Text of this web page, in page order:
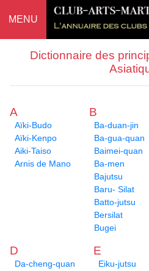
MENU
Dictionnaire des
A
Aïki-Budo
Aïki-Kenpo
Aiki-Taiso
Arnis de Mano
B
Ba-duan-jin
Ba-gua-quan
Baimei-quan
Ba-men
Bajutsu
Baru- Silat
Batto-jutsu
Bersilat
Bugei
D
Da-cheng-quan
E
Eiku-jutsu